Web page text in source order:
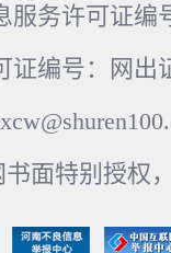
服务许可证编
证编号：网出
面特别授权